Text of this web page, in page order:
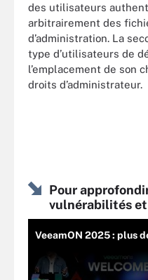
des utilisateurs
arbitrairement des
d’administration. La
type d’utilisateurs de
l’emplacement de son
droits d’administrateur.
Pour
vulnérabilités
VeeamON 2025 : plus